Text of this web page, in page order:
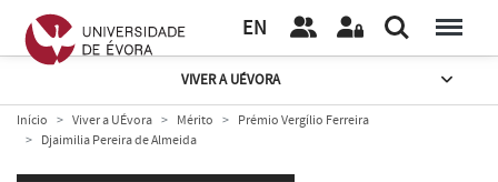
EN
VIVER A UÉVORA
Início Viver a UÉvora Mérito
Prémio Vergílio Ferreira
Djaimilia Pereira de Almeida